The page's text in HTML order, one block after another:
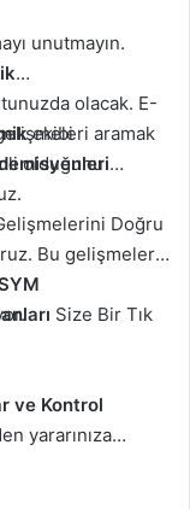
unutmayın.
olacak. E-
aramak
olduğunu
ekibi
Doğru
Bu gelişmeler
Size Bir Tık
ve Kontrol
yararınıza